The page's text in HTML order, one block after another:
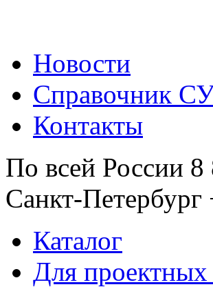
Новости
Справочник
Контакты
По всей России
Санкт-
Каталог
Для проектных